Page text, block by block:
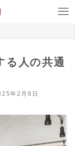
る人の共通
年2月9日